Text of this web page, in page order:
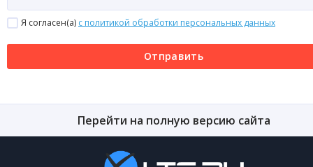
Я согласен(a) с политикой обработки персональных данных
Отправить
Перейти на полную версию сайта